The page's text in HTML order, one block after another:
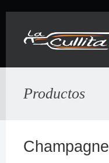
Productos
Champagne